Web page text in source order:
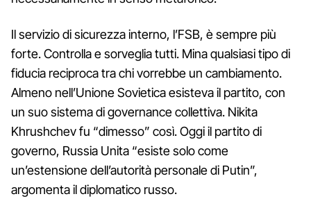
Il servizio di sicurezza interno, l’FSB, è sempre più
forte. Controlla e sorveglia tutti. Mina qualsiasi tipo di
fiducia reciproca tra chi vorrebbe un cambiamento.
Almeno nell’Unione Sovietica esisteva il partito, con
un suo sistema di governance collettiva. Nikita
Khrushchev fu “dimesso” così. Oggi il partito di
governo, Russia Unita “esiste solo come
un’estensione dell’autorità personale di Putin”,
argomenta il diplomatico russo.